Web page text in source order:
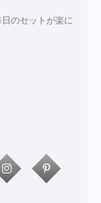
のセットが楽に